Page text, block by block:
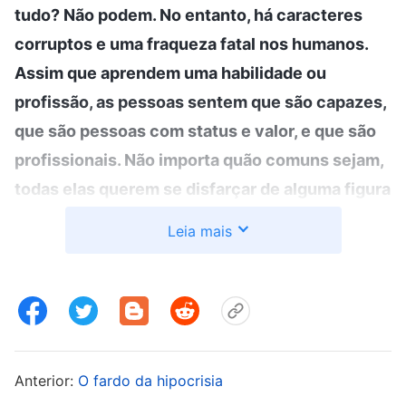
tudo? Não podem. No entanto, há caracteres
corruptos e uma fraqueza fatal nos humanos.
Assim que aprendem uma habilidade ou
profissão, as pessoas sentem que são capazes,
que são pessoas com status e valor, e que são
profissionais. Não importa quão comuns sejam,
todas elas querem se disfarçar de alguma figura
sem um único defeito; aos olhos dos outros,
capazes de realizar qualquer coisa, sem nada
Leia mais
Anterior: O fardo da hipocrisia